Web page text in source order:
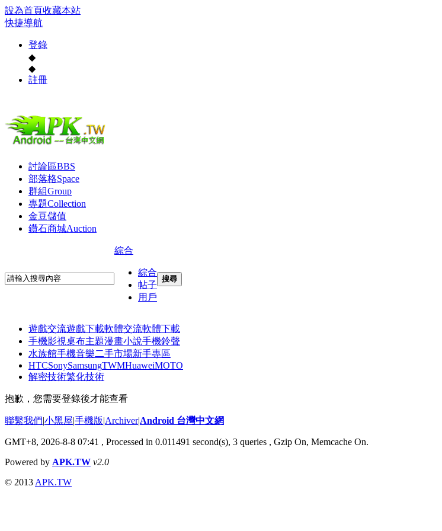
設為首頁收藏本站
快捷導航
登錄
◆
◆
註冊
討論區BBS
部落格Space
群組Group
專題Collection
金豆儲值
鑽石商城Auction
綜合
綜合
帖子
用戶
搜尋
遊戲交流遊戲下載軟體交流軟體下載
手機影視桌布主題漫畫小說手機鈴聲
水族館手機音樂二手市場新手專區
HTCSonySamsungTWMHuaweiMOTO
解密技術繁化技術
抱歉，您需要登錄後才能查看
聯繫我們|小黑屋|手機版|Archiver|Android 台灣中文網
GMT+8, 2026-8-8 07:41 , Processed in 0.011491 second(s), 3 queries , Gzip On, Memcache On.
Powered by APK.TW v2.0
© 2013 APK.TW